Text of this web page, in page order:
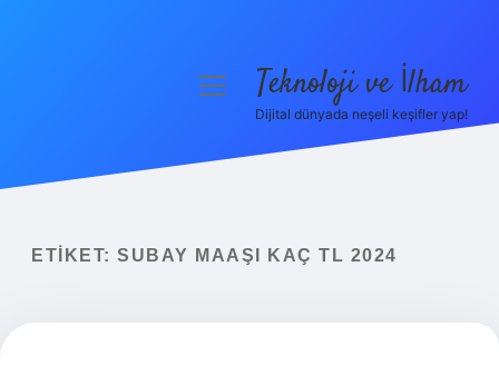
Yasal Uyarı
menüyüTeknoloji ve İlham
Dijital dünyada neşeli keşifler yap!
ETIKET: SUBAY MAAŞI KAÇ TL 2024